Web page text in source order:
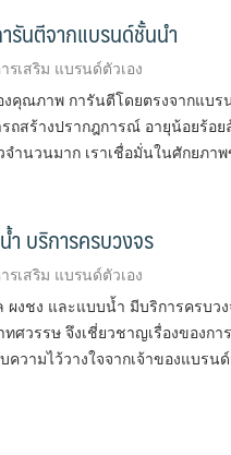
นตีจากแบรนด์ชั้นนำ
รเสริม แบรนด์ตัวเอง
คุณภาพ การันตีโดยตรงจากแบ
ถสร้างปรากฎการณ์ อายุน้อยร้อ
ำนวนมาก เราเชื่อมั่นในศักยภาพ
บริการครบวงจร
รเสริม แบรนด์ตัวเอง
งชง และแบบน้ำ มีบริการครบว
ศวรรษ จึงเชี่ยวชาญเรื่องของก
ามไว้วางใจจากเจ้าของแบรน